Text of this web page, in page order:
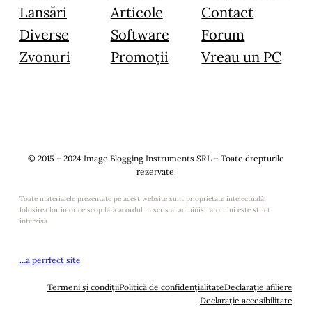
Lansări
Diverse
Zvonuri
Articole
Software
Promoții
Contact
Forum
Vreau un PC
© 2015 – 2024 Image Blogging Instruments SRL – Toate drepturile
rezervate.
Toate materialele prezentate pe acest website sunt prioprietate intelectuală,
folosirea lor in orice scop fara acordul in scris al administratorului este strict
interzisa.
…a perrfect site
Termeni și condițiiPolitică de confidențialitateDeclarație afiliere
Declarație accesibilitate